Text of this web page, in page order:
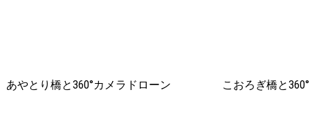
あやとり橋と360°カメラドローン こおろぎ橋と